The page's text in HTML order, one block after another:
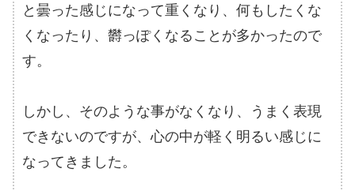
と曇った感じになって重くなり、何もしたくな
くなったり、欝っぽくなることが多かったので
す。
しかし、そのような事がなくなり、うまく表現
できないのですが、心の中が軽く明るい感じに
なってきました。